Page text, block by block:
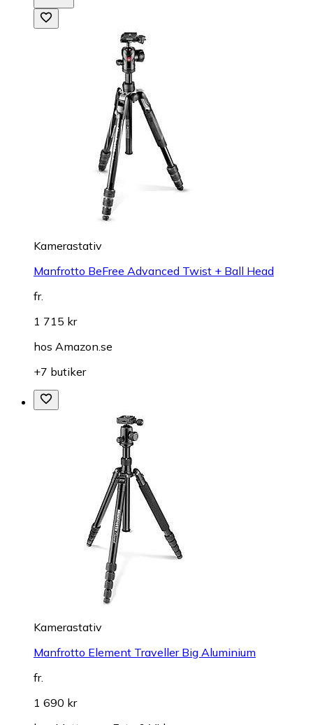
Kamerastativ
Manfrotto BeFree Advanced Twist + Ball Head
fr.
1 715 kr
hos Amazon.se
+7 butiker
Kamerastativ
Manfrotto Element Traveller Big Aluminium
fr.
1 690 kr